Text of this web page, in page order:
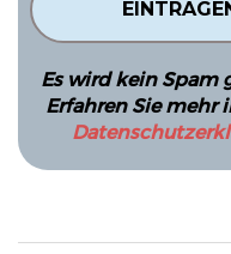
Es wird kein Spam
Erfahren Sie mehr